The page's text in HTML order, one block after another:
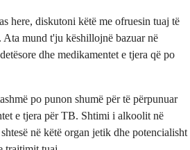
here, diskutoni këtë me ofruesin tuaj të
Ata mund t'ju këshillojnë bazuar në
dhe medikamentet e tjera që po
po punon shumë për të përpunuar
e tjera për TB. Shtimi i alkoolit në
në këtë organ jetik dhe potencialisht